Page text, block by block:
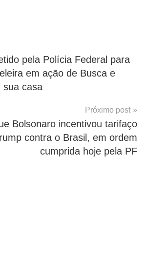
pela Polícia Federal para
em ação de Busca e
sua casa
Próximo post
Bolsonaro incentivou tarifaço
contra o Brasil, em ordem
cumprida hoje pela PF